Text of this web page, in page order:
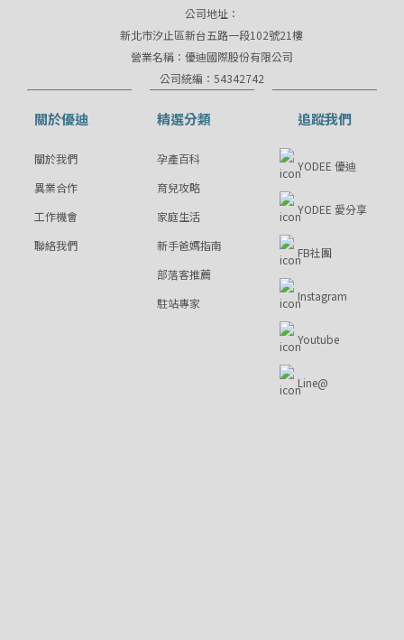
公司地址：
新北市汐止區新台五路一段102號21樓
營業名稱：優迪國際股份有限公司
公司統編：54342742
關於優迪
關於我們
異業合作
工作機會
聯絡我們
精選分類
孕產百科
育兒攻略
家庭生活
新手爸媽指南
部落客推薦
駐站專家
追蹤我們
YODEE 優迪
YODEE 愛分享
FB社團
Instagram
Youtube
Line@